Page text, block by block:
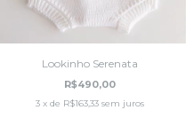
Lookinho Serenata
R$490,00
3 x de R$163,33 sem juros